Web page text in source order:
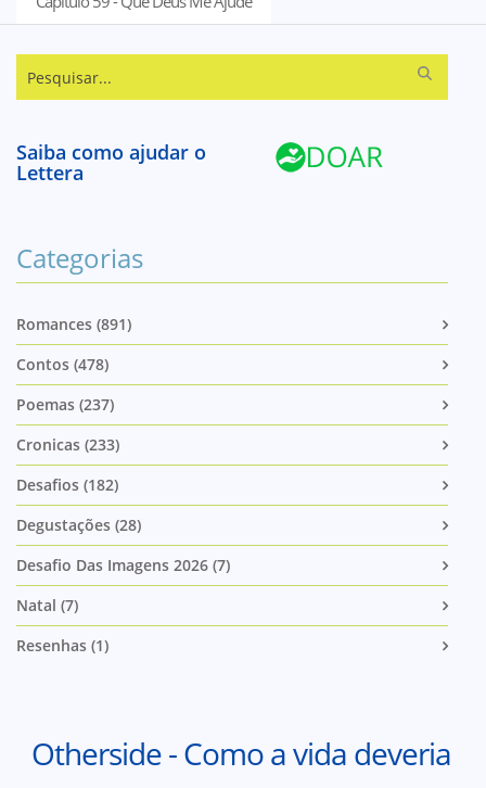
Saiba como ajudar o
Lettera
Categorias
Romances (891)
Contos (478)
Poemas (237)
Cronicas (233)
Desafios (182)
Degustações (28)
Desafio Das Imagens 2026 (7)
Natal (7)
Resenhas (1)
Otherside - Como a vida deveria